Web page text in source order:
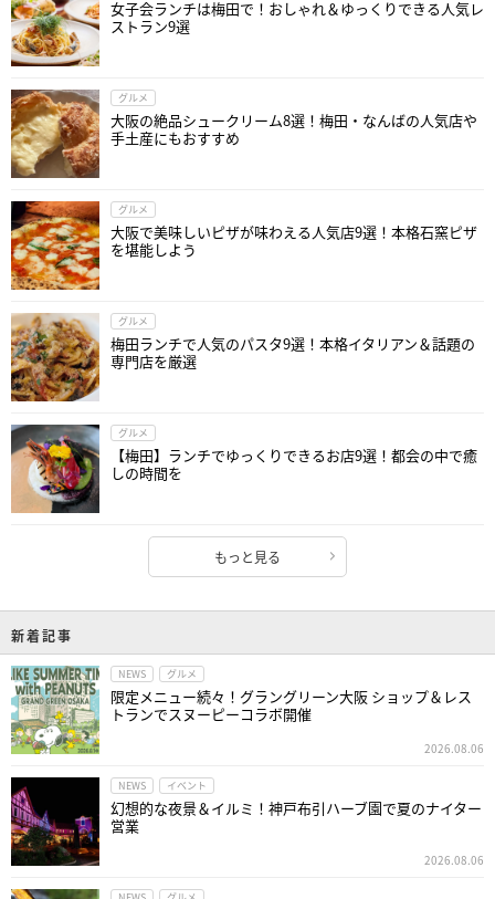
女子会ランチは梅田で！おしゃれ＆ゆっくりできる人気レ
ストラン9選
グルメ
大阪の絶品シュークリーム8選！梅田・なんばの人気店や
手土産にもおすすめ
グルメ
大阪で美味しいピザが味わえる人気店9選！本格石窯ピザ
を堪能しよう
グルメ
梅田ランチで人気のパスタ9選！本格イタリアン＆話題の
専門店を厳選
グルメ
【梅田】ランチでゆっくりできるお店9選！都会の中で癒
しの時間を
もっと見る
新着記事
NEWS グルメ
限定メニュー続々！グラングリーン大阪 ショップ＆レス
トランでスヌーピーコラボ開催
2026.08.06
NEWS イベント
幻想的な夜景＆イルミ！神戸布引ハーブ園で夏のナイター
営業
2026.08.06